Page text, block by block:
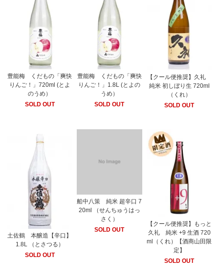
豊能梅 くだもの「爽快
りんご！」720ml (とよ
のうめ）
SOLD OUT
豊能梅 くだもの「爽快
りんご！」1.8L (とよの
うめ）
SOLD OUT
【クール便推奨】久礼
純米 初しぼり生 720ml
（くれ）
SOLD OUT
土佐鶴 本醸造【辛口】
1.8L （とさつる）
SOLD OUT
船中八策 純米 超辛口 7
20ml （せんちゅうはっ
さく）
SOLD OUT
【クール便推奨】もっと
久礼 純米 +9 生酒 720
ml（くれ）【酒商山田限
定】
SOLD OUT